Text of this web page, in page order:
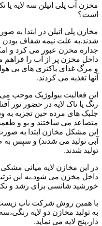
مخزن آب پلی اتیلن سه لایه یا
است؟
مخازن پلی اتیلن در ابتدا به
شدند.به علت نیمه شفاف بودن
جداره مخزن عبور می کرد و
داخل مخزن پر از آب را
و مرگ غذای باکتری های بی
آنها تغذیه می کردند.
این فعالیت بیولوژیک موجب
رنگ یا تاک لایه در حضور نور
جلبک های مرده حین تجزیه به
متصاعد می ساختند و بو و
این مشکل مخازن ابتدا به
آبی تولید می شدند) و سپس
تولید شدند.
در این مخازن لایه میانی
داخل مخزن می شود.به این
خورشید شانسی برای رشد و
با همین روش شرکت ناب
به تولید مخازن دو لایه
دار،پنج لایه می نماید.